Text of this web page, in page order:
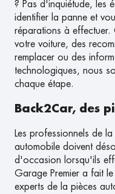
? Pas d'inquiétude, les
identifier la panne et
réparations à
votre voiture, des
remplacer ou des
technologiques, nous
chaque étape.
Back2Car, des
Les professionnels de
automobile doivent
d'occasion lorsqu'ils
Garage Premier a fait
experts de la pièces